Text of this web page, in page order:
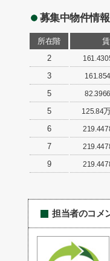
募集中物件情報
所在階
2
3
161.854
5
82.3966
5
125.84
6
7
9
担当者のコメ